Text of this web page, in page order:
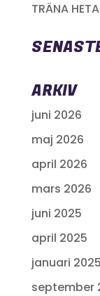
TRÄNA
ARKIV
juni 2026
maj 2026
april 2026
mars 2026
juni 2025
april 2025
januari 2025
september